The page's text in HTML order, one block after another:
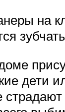
на
дети